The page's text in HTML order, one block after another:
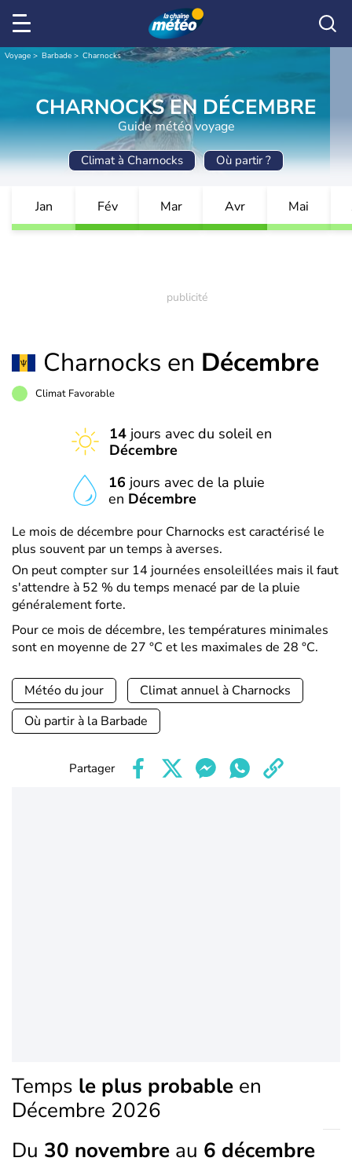
Voyage Barbade Charnocks
CHARNOCKS EN DÉCEMBRE
Guide météo voyage
Climat à Charnocks Où partir ?
Jan Fév Mar Avr Mai
Charnocks en Décembre
Climat Favorable
14 jours avec du soleil en
Décembre
16 jours avec de la pluie
en Décembre
Le mois de décembre pour Charnocks est caractérisé le
plus souvent par un temps à averses.
On peut compter sur 14 journées ensoleillées mais il faut
s'attendre à 52 % du temps menacé par de la pluie
généralement forte.
Pour ce mois de décembre, les températures minimales
sont en moyenne de 27 °C et les maximales de 28 °C.
Météo du jour
Climat annuel à Charnocks
Où partir à la Barbade
Partager
Temps le plus probable en
Décembre 2026
Du 30 novembre au 6 décembre